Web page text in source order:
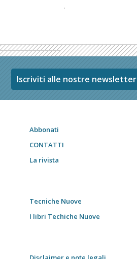
Iscriviti alle nostre newsletter
Abbonati
CONTATTI
La rivista
Tecniche Nuove
I libri Techiche Nuove